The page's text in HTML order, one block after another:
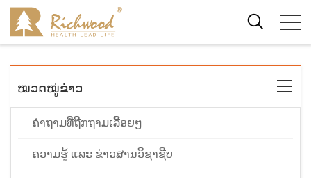
ໝວດໝູ່ຂ່າວ
ຄຳຖາມທີ່ຖືກຖາມເລື້ອຍໆ
ຄວາມຮູ້ ແລະ ຂ່າວສານວິຊາຊີບ